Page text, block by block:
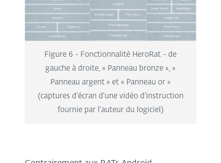
Figure 6 - Fonctionnalité HeroRat - de
gauche à droite, « Panneau bronze », «
Panneau argent » et « Panneau or »
(captures d'écran d'une vidéo d'instruction
fournie par l'auteur du logiciel)